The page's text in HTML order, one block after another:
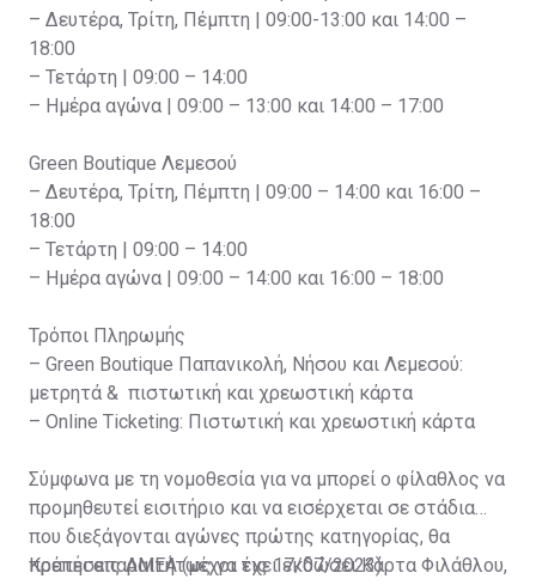
– Δευτέρα, Τρίτη, Πέμπτη | 09:00-13:00 και 14:00 –
18:00
– Τετάρτη | 09:00 – 14:00
– Ημέρα αγώνα | 09:00 – 13:00 και 14:00 – 17:00
Green Boutique Λεμεσού
– Δευτέρα, Τρίτη, Πέμπτη | 09:00 – 14:00 και 16:00 –
18:00
– Τετάρτη | 09:00 – 14:00
– Ημέρα αγώνα | 09:00 – 14:00 και 16:00 – 18:00
Τρόποι Πληρωμής
– Green Boutique Παπανικολή, Νήσου και Λεμεσού:
μετρητά & πιστωτική και χρεωστική κάρτα
– Online Ticketing: Πιστωτική και χρεωστική κάρτα
Σύμφωνα με τη νομοθεσία για να μπορεί ο φίλαθλος να
προμηθευτεί εισιτήριο και να εισέρχεται σε στάδια
που διεξάγονται αγώνες πρώτης κατηγορίας, θα
πρέπει απαραιτήτως να έχει εκδώσει Κάρτα Φιλάθλου,
Κρατήσεις ΑΜΕΑ (μέχρι τις 17/07/2023)